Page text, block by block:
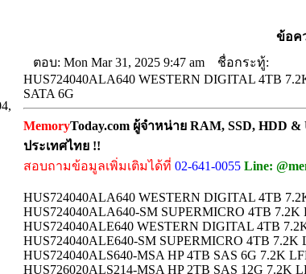
ข้อค
ตอบ: Mon Mar 31, 2025 9:47 am
ชื่อกระทู้:
HUS724040ALA640 WESTERN DIGITAL 4TB
SATA 6G
MemoryToday.com ผู้จำหน่าย RAM, SSD, HDD
ประเทศไทย !!
สอบถามข้อมูลเพิ่มเติมได้ที่ 02-641-0055 Line:
HUS724040ALA640 WESTERN DIGITAL 4TB
HUS724040ALA640-SM SUPERMICRO 4TB
HUS724040ALE640 WESTERN DIGITAL 4TB
HUS724040ALE640-SM SUPERMICRO 4TB
HUS724040ALS640-MSA HP 4TB SAS 6G 7.2K
HUS726020ALS214-MSA HP 2TB SAS 12G 7.2K